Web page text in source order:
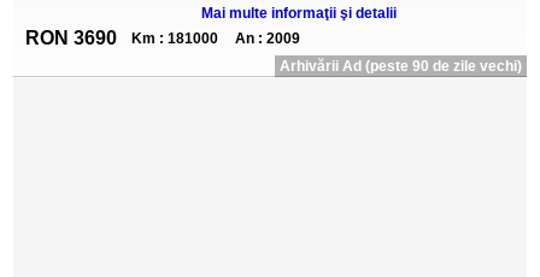
Mai multe informaţii şi detalii
RON 3690 Km : 181000
An : 2009
Arhivării Ad (peste 90 de zile vechi)